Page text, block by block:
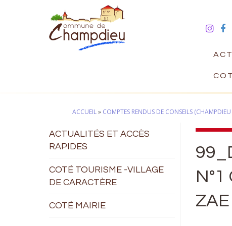
ACCUEIL» COMPTES RENDUS DE CONSEILS
ACTUALITÉS ET ACCÈS
RAPIDES
COTÉ TOURISME -VILLAGE
DE CARACTÈRE
COTÉ MAIRIE